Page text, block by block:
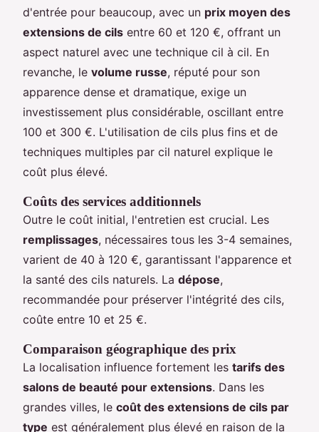
d'entrée pour beaucoup, avec un prix moyen des
extensions de cils entre 60 et 120 €, offrant un
aspect naturel avec une technique cil à cil. En
revanche, le volume russe, réputé pour son
apparence dense et dramatique, exige un
investissement plus considérable, oscillant entre
100 et 300 €. L'utilisation de cils plus fins et de
techniques multiples par cil naturel explique le
coût plus élevé.
Coûts des services additionnels
Outre le coût initial, l'entretien est crucial. Les
remplissages, nécessaires tous les 3-4 semaines,
varient de 40 à 120 €, garantissant l'apparence et
la santé des cils naturels. La dépose,
recommandée pour préserver l'intégrité des cils,
coûte entre 10 et 25 €.
Comparaison géographique des prix
La localisation influence fortement les tarifs des
salons de beauté pour extensions. Dans les
grandes villes, le coût des extensions de cils par
type est généralement plus élevé en raison de la